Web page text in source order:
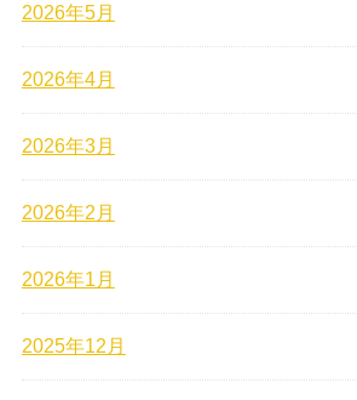
2026年5月
2026年4月
2026年3月
2026年2月
2026年1月
2025年12月